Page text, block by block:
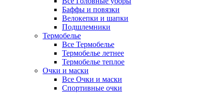
Баффы и повязки
Велокепки и шапки
Подшлемники
Термобелье
Все Термобелье
Термобелье летнее
Термобелье теплое
Очки и маски
Все Очки и маски
Спортивные очки